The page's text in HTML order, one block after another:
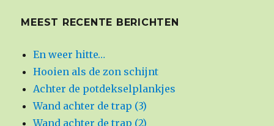
MEEST RECENTE BERICHTEN
En weer hitte…
Hooien als de zon schijnt
Achter de potdekselplankjes
Wand achter de trap (3)
Wand achter de trap (2)